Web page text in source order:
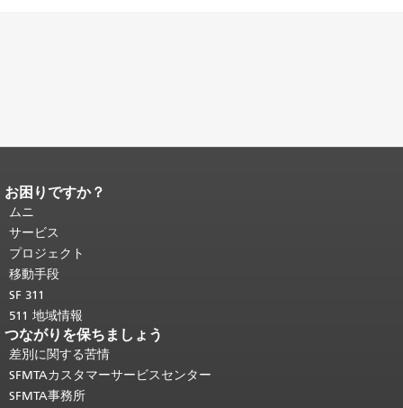
ページコンテンツの終わり。
ジの残りの部分はすべてのページで繰
り返されます。
頭に戻る。
お困りですか？
ムニ
サービス
プロジェクト
移動手段
SF 311
511 地域情報
つながりを保ちましょう
差別に関する苦情
SFMTAカスタマーサービスセンター
SFMTA事務所